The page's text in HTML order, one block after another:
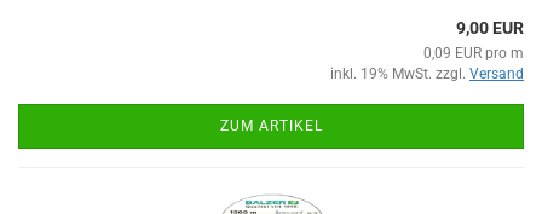
9,00 EUR
0,09 EUR pro m
inkl. 19% MwSt. zzgl. Versand
ZUM ARTIKEL